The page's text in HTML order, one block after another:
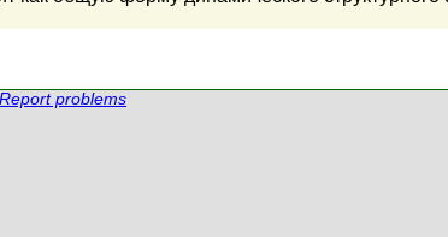
Report problems